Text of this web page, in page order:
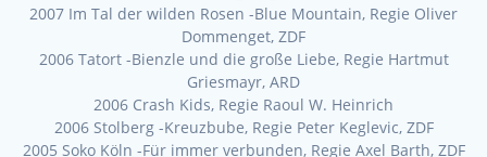
2007 Im Tal der wilden Rosen -Blue Mountain, Regie Oliver
Dommenget, ZDF
2006 Tatort -Bienzle und die große Liebe, Regie Hartmut
Griesmayr, ARD
2006 Crash Kids, Regie Raoul W. Heinrich
2006 Stolberg -Kreuzbube, Regie Peter Keglevic, ZDF
2005 Soko Köln -Für immer verbunden, Regie Axel Barth, ZDF